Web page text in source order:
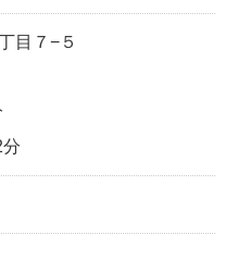
目７−５